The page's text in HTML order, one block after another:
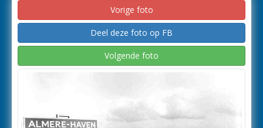
Vorige foto
Deel deze foto op FB
Volgende foto